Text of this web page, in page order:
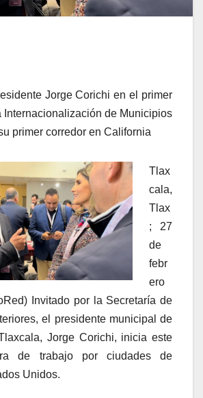
Jorge Corichi en el primer
Internacionalización de Municipios
primer corredor en California
Tlax
cala,
Tlax
; 27
de
febr
ero
Invitado por la Secretaría de
el presidente municipal de
Jorge Corichi, inicia este
de trabajo por ciudades de
Unidos.